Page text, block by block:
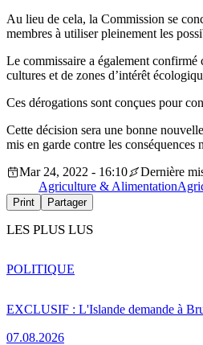
Au lieu de cela, la Commission se
membres à utiliser pleinement les
Le commissaire a également confirmé
cultures et de zones d’intérêt
Ces dérogations sont conçues pour
Cette décision sera une bonne
mis en garde contre les conséquences
Mar 24, 2022 - 16:10
Dernière
Agriculture & Alimentation
Print Partager
LES PLUS LUS
EXCLUSIF : L'Islande demande à
07.08.2026
POLITIQUE